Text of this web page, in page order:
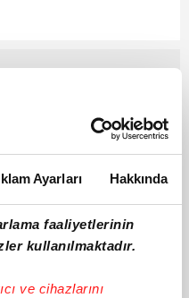
Ayarları Hakkında
faaliyetlerinin
kullanılmaktadır.
ve cihazlarını